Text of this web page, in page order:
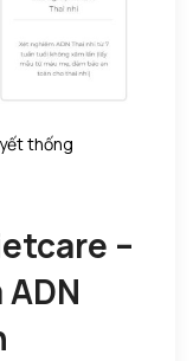
thống
–